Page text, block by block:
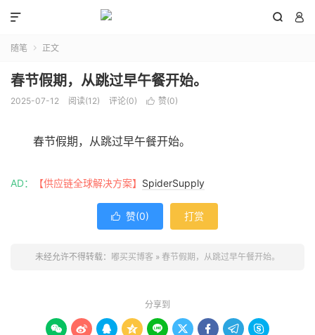
 

随笔  正文
春节假期，从跳过早午餐开始。
2025-07-12 阅读(12) 评论(0)  赞(0)
春节假期，从跳过早午餐开始。
AD： 【供应链全球解决方案】 SpiderSupply
 赞(0) 打赏
未经允许不得转载： 嘟买买博客 » 春节假期，从跳过早午餐开始。
分享到
        